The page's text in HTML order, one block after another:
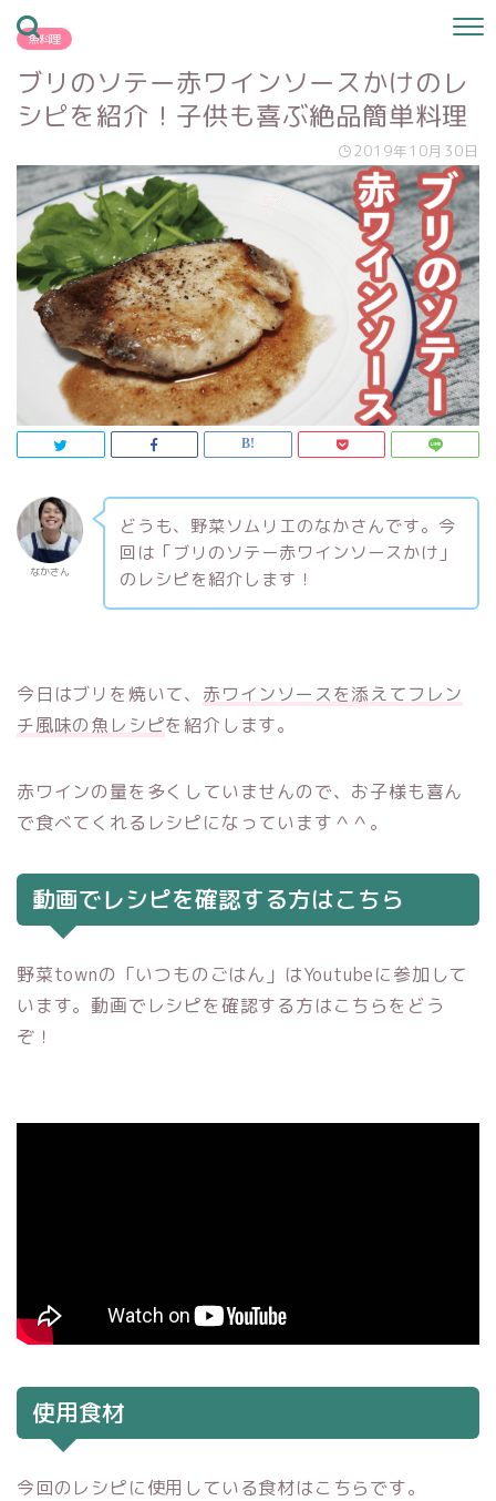
魚料理
ブリのソテー赤ワインソースかけのレ
シピを紹介！子供も喜ぶ絶品簡単料理
2019年10月30日
なかさん
どうも、野菜ソムリエのなかさんです。今
回は「ブリのソテー赤ワインソースかけ」
のレシピを紹介します！
今日はブリを焼いて、 赤ワインソースを添えてフレン
チ風味の魚レシピを紹介します。
赤ワインの量を多くしていませんので、お子様も喜ん
で食べてくれるレシピになっています＾＾。
動画でレシピを確認する方はこちら
野菜townの「いつものごはん」はYoutubeに参加して
います。動画でレシピを確認する方はこちらをどう
ぞ！
使用食材
今回のレシピに使用している食材はこちらです。